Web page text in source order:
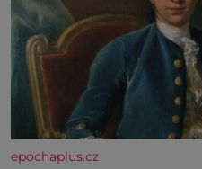
epochaplus.cz